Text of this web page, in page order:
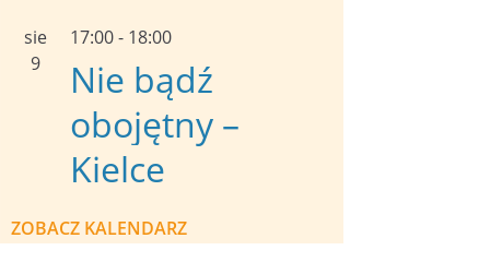
sie
9
17:00- 18:00
Nie bądź
obojętny –
Kielce
ZOBACZ KALENDARZ